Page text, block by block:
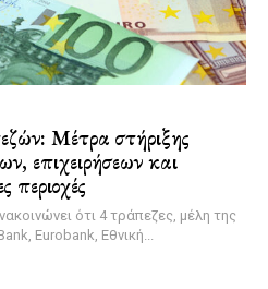
Μέτρα στήριξης
επιχειρήσεων και
περιοχές
ότι 4 τράπεζες, μέλη της
Eurobank, Εθνική...